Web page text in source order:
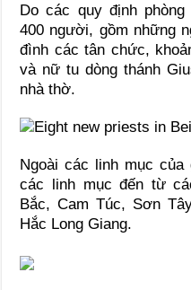
Do các quy định
400 người, gồm những
đình các tân chức,
và nữ tu dòng thánh
nhà thờ.
Ngoài các linh mục
các linh mục đến từ
Bắc, Cam Túc, Sơn
Hắc Long Giang.